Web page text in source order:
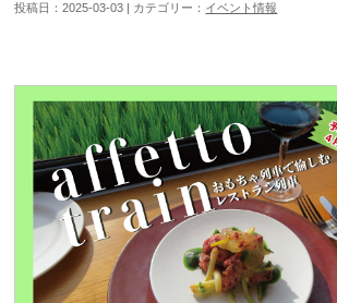
投稿日：2025-03-03 | カテゴリー： イベント情報